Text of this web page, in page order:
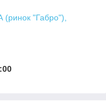
(ринок "Габро"),